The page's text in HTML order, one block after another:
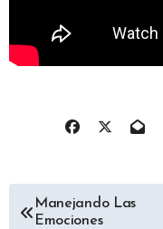
Navegación
Manejando Las
Emociones